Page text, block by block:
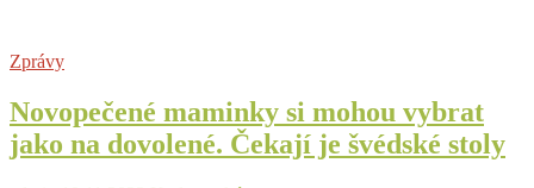
letošní
tisící
miminko
Zprávy
Novopečené maminky si mohou vybrat
jako na dovolené. Čekají je švédské stoly